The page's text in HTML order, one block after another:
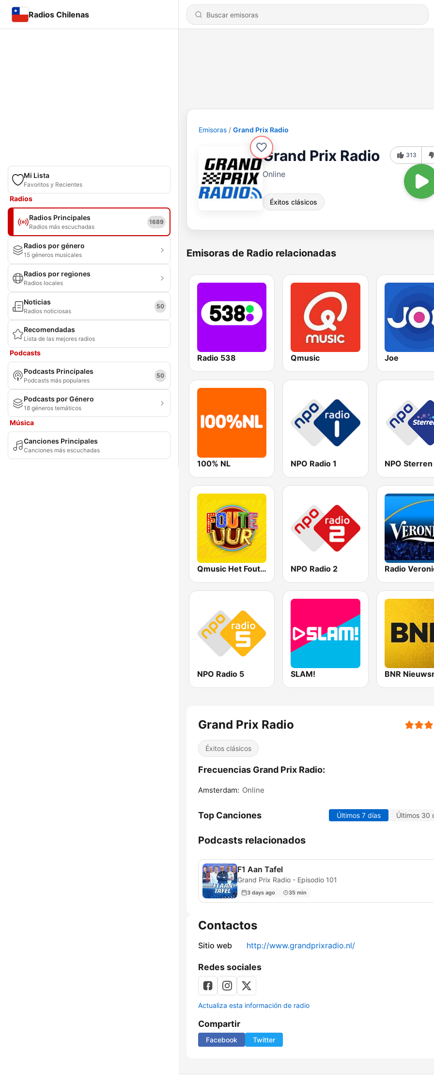
Radios Chilenas
Mi Lista
Favoritos y Recientes
Radios
Radios Principales
Radios más escuchadas
1689
Radios por género
15 géneros musicales
Radios por regiones
Radios locales
Noticias
Radios noticiosas
50
Recomendadas
Lista de las mejores radios
Podcasts
Podcasts Principales
Podcasts más populares
50
Podcasts por Género
18 géneros temáticos
Música
Canciones Principales
Canciones más escuchadas
Emisoras Grand Prix Radio
Grand Prix Radio
Online
Éxitos clásicos
313
Emisoras de Radio relacionadas
Radio 538 Qmusic Joe
100% NL NPO Radio 1 NPO Sterren
Qmusic Het Foute Uur NPO Radio 2 Radio
NPO Radio 5 SLAM! BNR
Grand Prix Radio
Éxitos clásicos
Frecuencias Grand Prix Radio:
Amsterdam: Online
Top Canciones Últimos 7 días Últimos 30
Podcasts relacionados
F1 Aan Tafel
Grand Prix Radio - Episodio 101
3 days ago 35 min
Contactos
Sitio web http://www.grandprixradio.nl/
Redes sociales
Actualiza esta información de radio
Compartir
Facebook Twitter